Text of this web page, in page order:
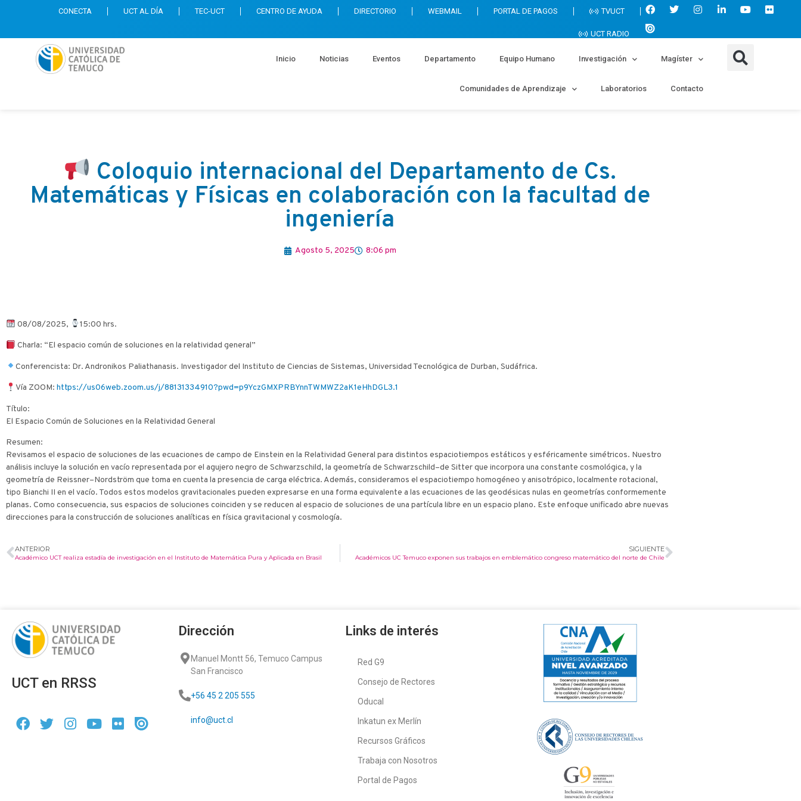
CONECTA UCT AL DÍA TEC-UCT CENTRO DE AYUDA DIRECTORIO WEBMAIL PORTAL DE PAGOS TVUCT
UCT RADIO
Inicio Noticias Eventos Departamento Equipo Humano Investigación Magíster
Comunidades de Aprendizaje Laboratorios Contacto
Coloquio internacional del Departamento de Cs.
Matemáticas y Físicas en colaboración con la facultad de
ingeniería
Agosto 5, 2025 8:06 pm
08/08/2025, 15:00 hrs.
Charla: “El espacio común de soluciones en la relatividad general”
Conferencista: Dr. Andronikos Paliathanasis. Investigador del Instituto de Ciencias de Sistemas, Universidad Tecnológica de Durban, Sudáfrica.
Vía ZOOM: https://us06web.zoom.us/j/88131334910?pwd=p9YczGMXPRBYnnTWMWZ2aK1eHhDGL3.1
Título:
El Espacio Común de Soluciones en la Relatividad General
Resumen:
Revisamos el espacio de soluciones de las ecuaciones de campo de Einstein en la Relatividad General para distintos espaciotiempos estáticos y esféricamente simétricos. Nuestro
análisis incluye la solución en vacío representada por el agujero negro de Schwarzschild, la geometría de Schwarzschild–de Sitter que incorpora una constante cosmológica, y la
geometría de Reissner–Nordström que toma en cuenta la presencia de carga eléctrica. Además, consideramos el espaciotiempo homogéneo y anisotrópico, localmente rotacional,
tipo Bianchi II en el vacío. Todos estos modelos gravitacionales pueden expresarse en una forma equivalente a las ecuaciones de las geodésicas nulas en geometrías conformemente
planas. Como consecuencia, sus espacios de soluciones coinciden y se reducen al espacio de soluciones de una partícula libre en un espacio plano. Este enfoque unificado abre nuevas
direcciones para la construcción de soluciones analíticas en física gravitacional y cosmología.
ANTERIOR
Académico UCT realiza estadía de investigación en el Instituto de Matemática Pura y Aplicada en Brasil
SIGUIENTE
Académicos UC Temuco exponen sus trabajos en emblemático congreso matemático del norte de Chile
UCT en RRSS
Dirección
Manuel Montt 56, Temuco Campus
San Francisco
+56 45 2 205 555
info@uct.cl
Links de interés
Red G9
Consejo de Rectores
Oducal
Inkatun ex Merlín
Recursos Gráficos
Trabaja con Nosotros
Portal de Pagos